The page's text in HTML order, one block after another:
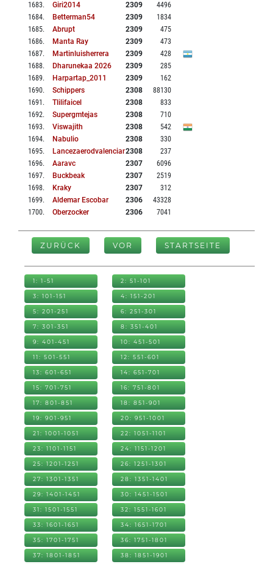
1683. Giri2014 2309
4496
1684. Betterman54 2309
1834
1685. Abrupt 2309
475
1686. Manta Ray 2309
473
1687. Martinluisherrera 2309
428
1688. Dharunekaa 2026 2309
285
1689. Harpartap_2011 2309
162
1690. Schippers 2308
88130
1691 . Tlilifaicel 2308
833
1692. Supergmtejas 2308
710
1693. Viswajith 2308
542
1694. Nabulio 2308
330
1695. Lancezaerodvalenciano2308
237
1696. Aaravc 2307
6096
1697. Buckbeak 2307
2519
1698. Kraky 2307
312
1699. Aldemar Escobar 2306
43328
1700. Oberzocker 2306 7041
ZURÜCK VOR STARTSEITE
1: 1-51 2: 51-101
3: 101-151 4: 151-201
5: 201-251 6: 251-301
7: 301-351 8: 351-401
9: 401-451 10: 451-501
11: 501-551 12: 551-601
13: 601-651 14: 651-701
15: 701-751 16: 751-801
17: 801-851 18: 851-901
19: 901-951 20: 951-1001
21: 1001-1051 22: 1051-1101
23: 1101-1151 24: 1151-1201
25: 1201-1251 26: 1251-1301
27: 1301-1351 28: 1351-1401
29: 1401-1451 30: 1451-1501
31: 1501-1551 32: 1551-1601
33: 1601-1651 34: 1651-1701
35: 1701-1751 36: 1751-1801
37: 1801-1851 38: 1851-1901